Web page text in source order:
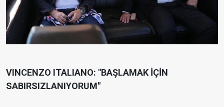
VINCENZO ITALIANO: "BAŞLAMAK İÇİN
SABIRSIZLANIYORUM"